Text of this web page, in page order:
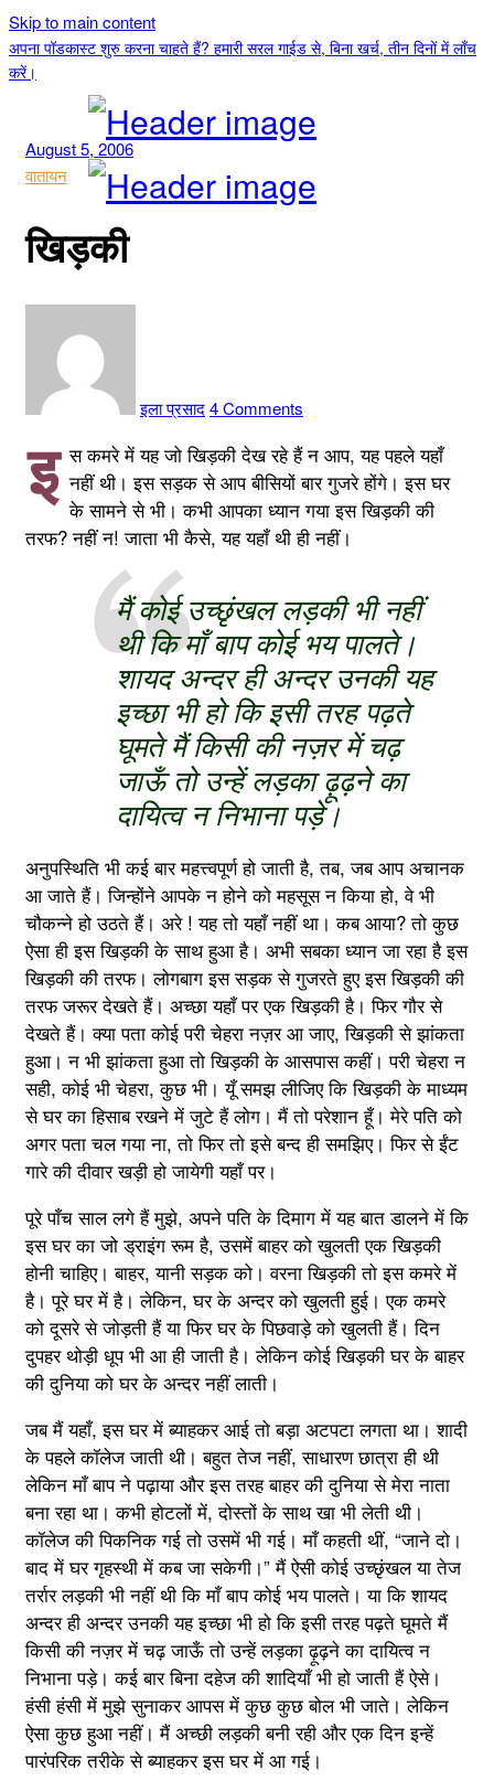
Skip to main content
अपना पॉडकास्ट शुरु करना चाहते हैं? हमारी सरल गाईड से, बिना खर्च, तीन दिनों में लाँच
करें।
August 5, 2006
वातायन
खिड़की
इला प्रसाद4 Comments
इ स कमरे में यह जो खिड़की देख रहे हैं न आप, यह पहले यहाँ
नहीं थी। इस सड़क से आप बीसियों बार गुजरे होंगे। इस घर
के सामने से भी। कभी आपका ध्यान गया इस खिड़की की
तरफ? नहीं न! जाता भी कैसे, यह यहाँ थी ही नहीं।
मैं कोई उच्छृंखल लड़की भी नहीं
थी कि माँ बाप कोई भय पालते।
शायद अन्दर ही अन्दर उनकी यह
इच्छा भी हो कि इसी तरह पढ़ते
घूमते मैं किसी की नज़र में चढ़
जाऊँ तो उन्हें लड़का ढ़ूढ़ने का
दायित्व न निभाना पड़े।
अनुपस्थिति भी कई बार महत्त्वपूर्ण हो जाती है, तब, जब आप अचानक
आ जाते हैं। जिन्होंने आपके न होने को महसूस न किया हो, वे भी
चौकन्ने हो उठते हैं। अरे ! यह तो यहाँ नहीं था। कब आया? तो कुछ
ऐसा ही इस खिड़की के साथ हुआ है। अभी सबका ध्यान जा रहा है इस
खिड़की की तरफ। लोगबाग इस सड़क से गुजरते हुए इस खिड़की की
तरफ जरूर देखते हैं। अच्छा यहाँ पर एक खिड़की है। फिर गौर से
देखते हैं। क्या पता कोई परी चेहरा नज़र आ जाए, खिड़की से झांकता
हुआ। न भी झांकता हुआ तो खिड़की के आसपास कहीं। परी चेहरा न
सही, कोई भी चेहरा, कुछ भी। यूँ समझ लीजिए कि खिड़की के माध्यम
से घर का हिसाब रखने में जुटे हैं लोग। मैं तो परेशान हूँ। मेरे पति को
अगर पता चल गया ना, तो फिर तो इसे बन्द ही समझिए। फिर से ईंट
गारे की दीवार खड़ी हो जायेगी यहाँ पर।
पूरे पाँच साल लगे हैं मुझे, अपने पति के दिमाग में यह बात डालने में कि
इस घर का जो ड्राइंग रूम है, उसमें बाहर को खुलती एक खिड़की
होनी चाहिए। बाहर, यानी सड़क को। वरना खिड़की तो इस कमरे में
है। पूरे घर में है। लेकिन, घर के अन्दर को खुलती हुई। एक कमरे
को दूसरे से जोड़ती हैं या फिर घर के पिछवाड़े को खुलती हैं। दिन
दुपहर थोड़ी धूप भी आ ही जाती है। लेकिन कोई खिड़की घर के बाहर
की दुनिया को घर के अन्दर नहीं लाती।
जब मैं यहाँ, इस घर में ब्याहकर आई तो बड़ा अटपटा लगता था। शादी
के पहले कॉलेज जाती थी। बहुत तेज नहीं, साधारण छात्रा ही थी
लेकिन माँ बाप ने पढ़ाया और इस तरह बाहर की दुनिया से मेरा नाता
बना रहा था। कभी होटलों में, दोस्तों के साथ खा भी लेती थी।
कॉलेज की पिकनिक गई तो उसमें भी गई। माँ कहती थीं, “जाने दो।
बाद में घर गृहस्थी में कब जा सकेगी।” मैं ऐसी कोई उच्छृंखल या तेज
तर्रार लड़की भी नहीं थी कि माँ बाप कोई भय पालते। या कि शायद
अन्दर ही अन्दर उनकी यह इच्छा भी हो कि इसी तरह पढ़ते घूमते मैं
किसी की नज़र में चढ़ जाऊँ तो उन्हें लड़का ढ़ूढ़ने का दायित्व न
निभाना पड़े। कई बार बिना दहेज की शादियाँ भी हो जाती हैं ऐसे।
हंसी हंसी में मुझे सुनाकर आपस में कुछ कुछ बोल भी जाते। लेकिन
ऐसा कुछ हुआ नहीं। मैं अच्छी लड़की बनी रही और एक दिन इन्हें
पारंपरिक तरीके से ब्याहकर इस घर में आ गई।